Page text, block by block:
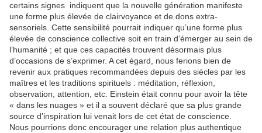
certains signes indiquent que la nouvelle génération manifeste
une forme plus élevée de clairvoyance et de dons extra-
sensoriels. Cette sensibilité pourrait indiquer qu’une forme plus
élevée de conscience collective soit en train d’émerger au sein de
l’humanité ; et que ces capacités trouvent désormais plus
d’occasions de s’exprimer. A cet égard, nous ferions bien de
revenir aux pratiques recommandées depuis des siècles par les
maîtres et les traditions spirituels : méditation, réflexion,
observation, attention, etc. Einstein était connu pour avoir la tête
« dans les nuages » et il a souvent déclaré que sa plus grande
source d’inspiration lui venait lors de cet état de conscience.
Nous pourrions donc encourager une relation plus authentique